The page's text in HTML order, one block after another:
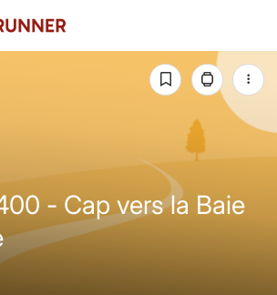
- Cap vers la Baie